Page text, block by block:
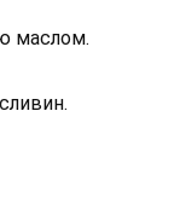
маслом.